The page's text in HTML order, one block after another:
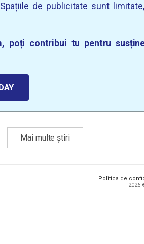
de publicitate sunt
poți contribui tu pentru
Mai multe știri
Politica de
2026